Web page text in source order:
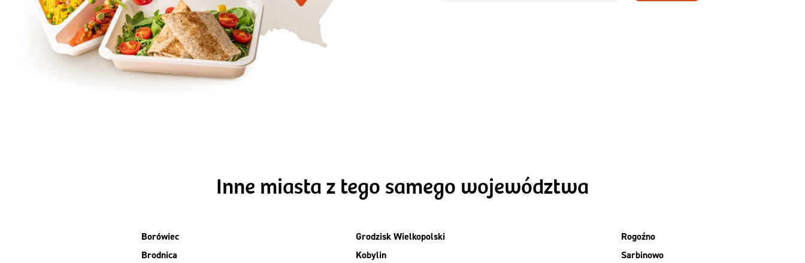
Zamów dietę!
Inne miasta z tego samego województwa
Borówiec
Brodnica
Grodzisk Wielkopolski
Kobylin
Rogoźno
Sarbinowo